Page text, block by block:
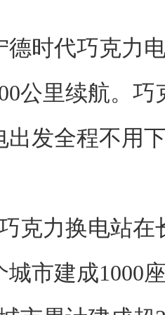
时代巧克力
公里续航。巧
出发全程不用
克力换电站在
市建成1000